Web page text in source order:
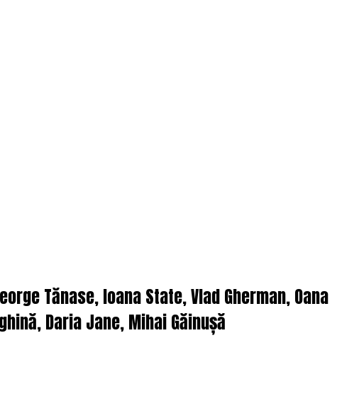
Tănase, Ioana State, Vlad Gherman, Oana
Daria Jane, Mihai Găinușă